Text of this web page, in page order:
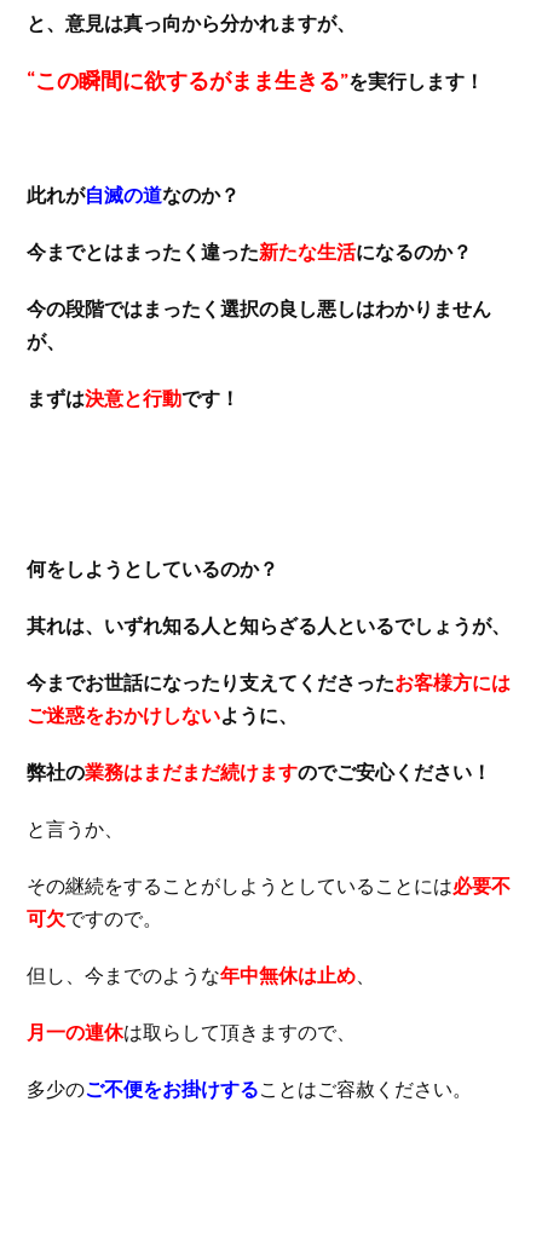
と、意見は真っ向から分かれますが、
“この瞬間に欲するがまま生きる”を実行します！
此れが自滅の道なのか？
今までとはまったく違った新たな生活になるのか？
今の段階ではまったく選択の良し悪しはわかりません
が、
まずは決意と行動です！
何をしようとしているのか？
其れは、いずれ知る人と知らざる人といるでしょうが、
今までお世話になったり支えてくださったお客様方には
ご迷惑をおかけしないように、
弊社の業務はまだまだ続けますのでご安心ください！
と言うか、
その継続をすることがしようとしていることには必要不
可欠ですので。
但し、今までのような年中無休は止め、
月一の連休は取らして頂きますので、
多少のご不便をお掛けすることはご容赦ください。